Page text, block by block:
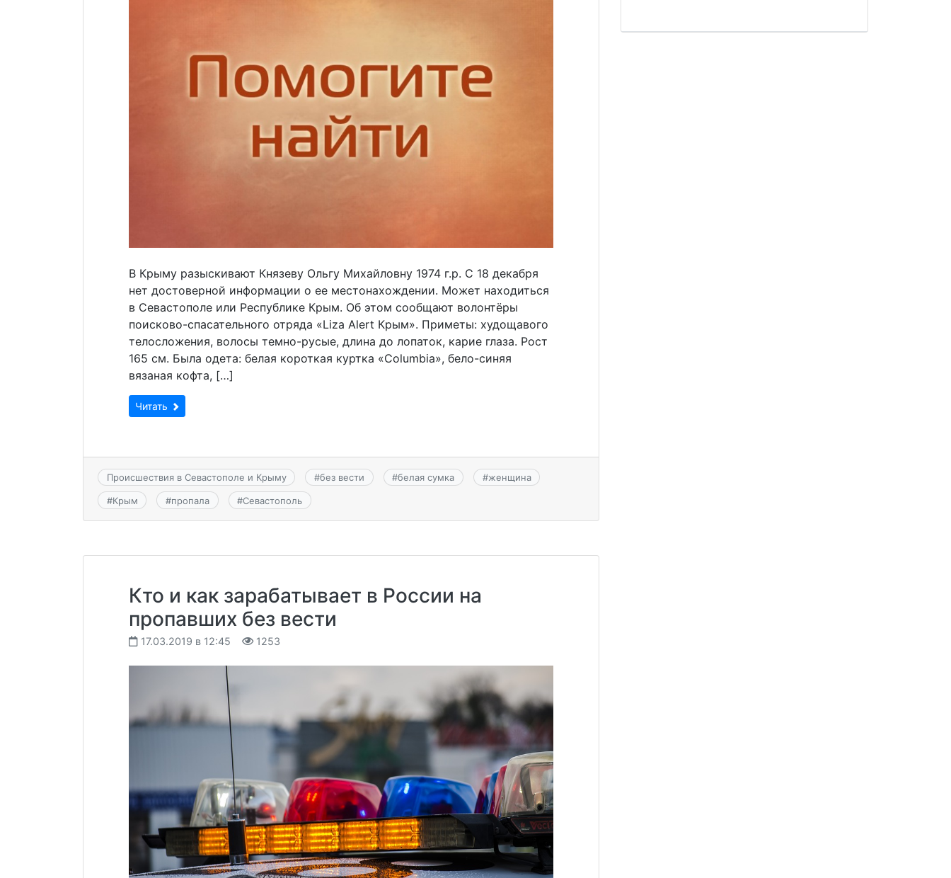
В Крыму разыскивают Князеву Ольгу Михайловну 1974 г.р. С 18 декабря
нет достоверной информации о ее местонахождении. Может находиться
в Севастополе или Республике Крым. Об этом сообщают волонтёры
поисково-спасательного отряда «Liza Alert Крым». Приметы: худощавого
телосложения, волосы темно-русые, длина до лопаток, карие глаза. Рост
165 см. Была одета: белая короткая куртка «Columbia», бело-синяя
вязаная кофта, […]
Читать
Происшествия в Севастополе и Крыму #без вести #белая сумка #женщина
#Крым #пропала #Севастополь
Кто и как зарабатывает в России на
пропавших без вести
17.03.2019 в 12:45 1253